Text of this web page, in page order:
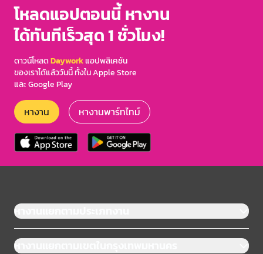
โหลดแอปตอนนี้ หางาน
ได้ทันทีเร็วสุด 1 ชั่วโมง!
ดาวน์โหลดDayworkแอปพลิเคชัน
ของเราได้แล้ววันนี้ ทั้งใน Apple Store
และ Google Play
หางาน หางานพาร์ทไทม์
หางานแยกตามประเภทงาน
หางานแยกตามเขตในกรุงเทพมหานคร